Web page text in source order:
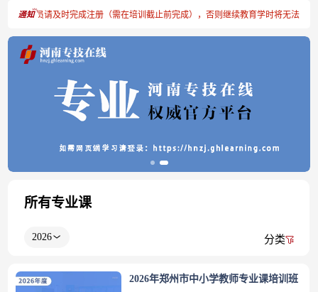
的学员请及时完成注册（需在培训截止前完成），否则继续教育学时将无法登记
所有专业课
2026 分类
2026年郑州市中小学教师专业课培训班